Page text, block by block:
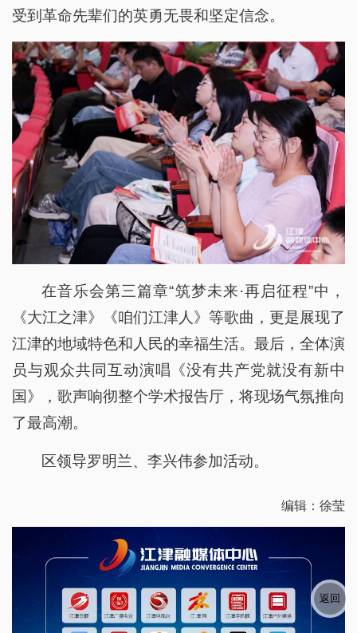
受到革命先辈们的英勇无畏和坚定信念。
在音乐会第三篇章“筑梦未来·再启征程”中，
《大江之津》《咱们江津人》等歌曲，更是展现了
江津的地域特色和人民的幸福生活。最后，全体演
员与观众共同互动演唱《没有共产党就没有新中
国》，歌声响彻整个学术报告厅，将现场气氛推向
了最高潮。
区领导罗明兰、李兴伟参加活动。
编辑：徐莹